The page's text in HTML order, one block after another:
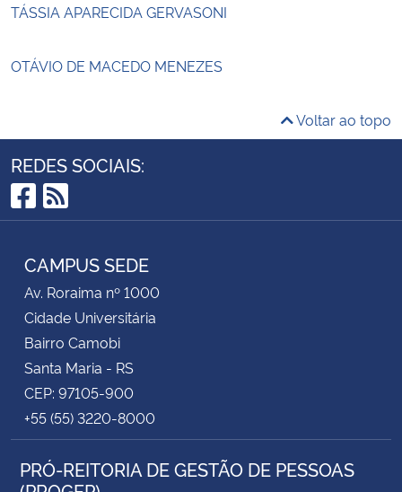
TÁSSIA APARECIDA GERVASONI
OTÁVIO DE MACEDO MENEZES
Voltar ao topo
REDES SOCIAIS:
Facebook
RSS
CAMPUS SEDE
Av. Roraima nº 1000
Cidade Universitária
Bairro Camobi
Santa Maria - RS
CEP: 97105-900
+55 (55) 3220-8000
PRÓ-REITORIA DE GESTÃO DE PESSOAS